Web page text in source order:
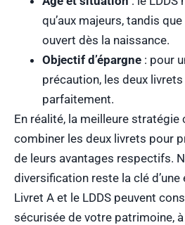
qu’aux majeurs, tandis
ouvert dès la naissance.
Objectif d’épargne : pour
précaution, les deux
parfaitement.
En réalité, la meilleure
combiner les deux livrets pour
de leurs avantages respectifs.
diversification reste la clé
Livret A et le LDDS peuvent
sécurisée de votre patrimoine,